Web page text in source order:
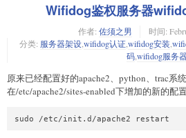
Wifidog鉴权服务器
作者: 佐须之男 时间:
分类: 服务器架设,wifidog认证,wifidog安装
码,wifidog服务
原来已经配置好的apache2、python、trac系统
在/etc/apache2/sites-enabled下增加的新的配